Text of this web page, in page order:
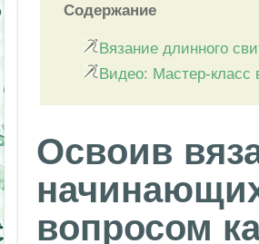
Содержание
Вязание длинного
Видео: Мастер-класс
Освоив
вопросом